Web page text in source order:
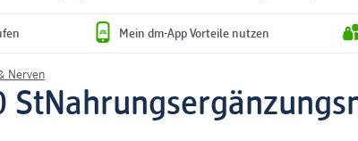
Mein dm-App Vorteile nutzen
Nerven
St